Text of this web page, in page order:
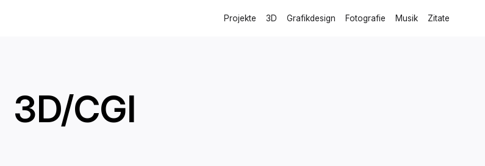
Projekte 3D Grafikdesign Fotografie Musik Zitate
3D/CGI